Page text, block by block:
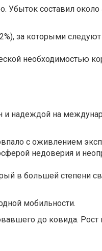
Убыток составил
за которыми
необходимостью
и надеждой на
с оживлением
недоверия и
в большей степени
мобильности.
до ковида.